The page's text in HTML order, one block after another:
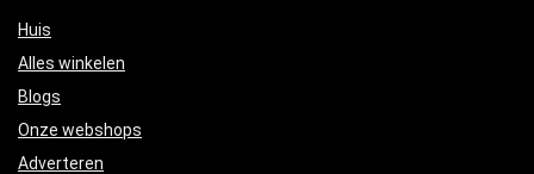
Huis
Alles winkelen
Blogs
Onze webshops
Adverteren